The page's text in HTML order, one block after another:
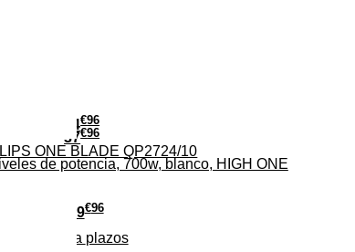
37€96
de potencia, 700w, blanco, HIGH ONE
24€96
ONE BLADE QP2724/10
279€96
Pago a plazos